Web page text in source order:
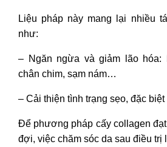
Liệu pháp này mang lại nhiều
như:
– Ngăn ngừa và giảm lão hóa:
chân chim, sạm nám…
– Cải thiện tình trạng sẹo, đặc biệt
Để phương pháp cấy collagen
đợi, việc chăm sóc da sau điều trị